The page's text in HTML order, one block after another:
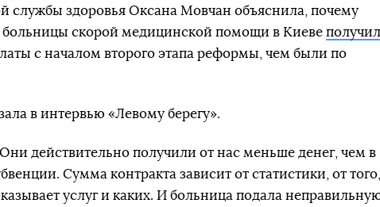
службы здоровья Оксана Мовчан объяснила, почему
больницы скорой медицинской помощи в Киеве
с началом второго этапа реформы, чем были по
в интервью «Левому берегу».
действительно получили от нас меньше денег, чем в
Сумма контракта зависит от статистики, от того,
услуг и каких. И больница подала